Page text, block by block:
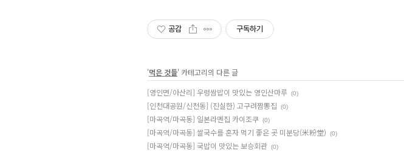
공감 구독하기
'먹은 것들' 카테고리의 다른 글
[영인면/아산리] 우렁쌈밥이 맛있는 영인산마루 (0)
[인천대공원/신천동] (진실한) 고구려짬뽕집 (0)
[마곡역/마곡동] 일본라멘집 카이조쿠 (0)
[마곡역/마곡동] 쌀국수를 혼자 먹기 좋은 곳 미분당(米粉堂) (0)
[마곡역/마곡동] 국밥이 맛있는 보승회관 (0)